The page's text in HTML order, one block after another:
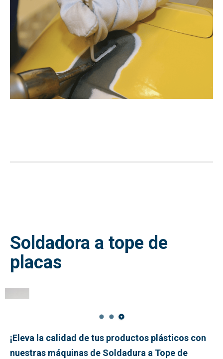
Soldadora a tope de
placas
¡Eleva la calidad de tus productos plásticos con
nuestras máquinas de Soldadura a Tope de